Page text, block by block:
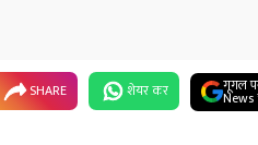
SHARE शेयर कर गूगल